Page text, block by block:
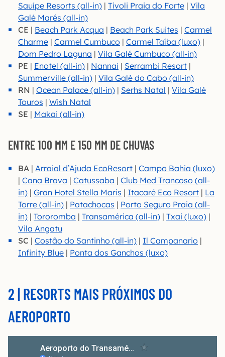
Sauípe Resorts (all-in) | Tivoli Praia do Forte | Vila
Galé Marés (all-in)
CE | Beach Park Acqua | Beach Park Suites | Carmel
Charme | Carmel Cumbuco | Carmel Taíba (luxo) |
Dom Pedro Laguna | Vila Galé Cumbuco (all-in)
PE | Enotel (all-in) | Nannai | Serrambi Resort |
Summerville (all-in) | Vila Galé do Cabo (all-in)
RN | Ocean Palace (all-in) | Serhs Natal | Vila Galé
Touros | Wish Natal
SE | Makai (all-in)
ENTRE 100 MM E 150 MM DE CHUVAS
BA | Arraial d’Ajuda EcoResort | Campo Bahia (luxo)
| Cana Brava | Catussaba | Club Med Trancoso (all-
in) | Gran Hotel Stella Maris | Itacaré Eco Resort | La
Torre (all-in) | Patachocas | Porto Seguro Praia (all-
in) | Tororomba | Transamérica (all-in) | Txai (luxo) |
Vila Angatu
SC | Costão do Santinho (all-in) | Il Campanario |
Infinity Blue | Ponta dos Ganchos (luxo)
2 | RESORTS MAIS PRÓXIMOS DO
AEROPORTO